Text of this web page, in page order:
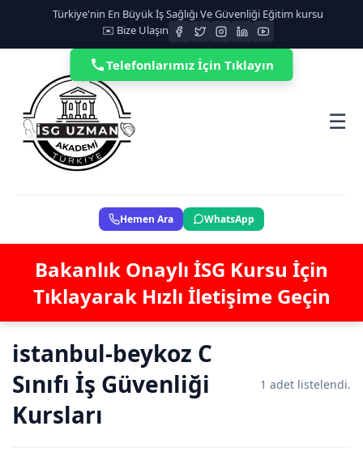
Türkiye'nin En Büyük İş Sağlığı Ve Güvenliği Eğitim kursu
✉️ Bize Ulaşın
☰
Hemen Ara WhatsApp
Bakanlık Onaylı İSG Kursu İçin
Tıklayarak Hızlı İletişime Geçin
istanbul-beykoz C
Sınıfı İş Güvenliği
Kursları
1 adet listelendi.
Telefonlarımız İçin Tıklayın